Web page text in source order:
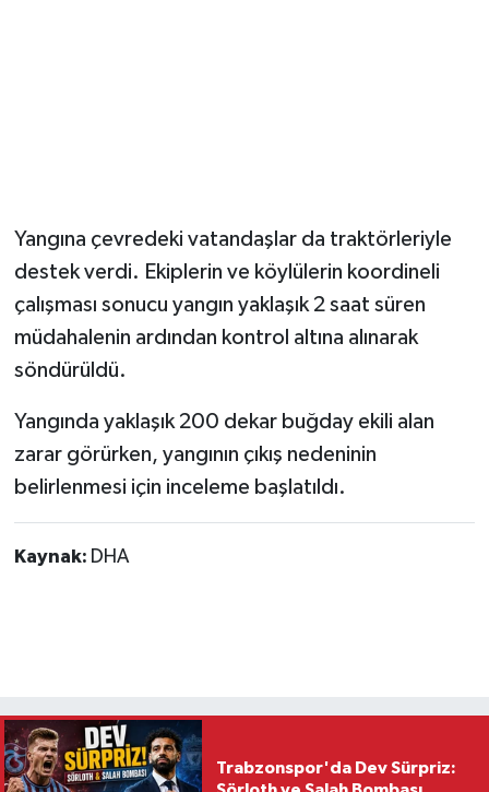
Yangına çevredeki vatandaşlar da traktörleriyle
destek verdi. Ekiplerin ve köylülerin koordineli
çalışması sonucu yangın yaklaşık 2 saat süren
müdahalenin ardından kontrol altına alınarak
söndürüldü.
Yangında yaklaşık 200 dekar buğday ekili alan
zarar görürken, yangının çıkış nedeninin
belirlenmesi için inceleme başlatıldı.
Kaynak: DHA
Trabzonspor'da Dev Sürpriz: